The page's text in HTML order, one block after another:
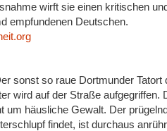
wirft sie einen kritischen
empfundenen Deutschen.
sonst so raue Dortmunder
wird auf der Straße
um häusliche Gewalt. Der
findet, ist durchaus